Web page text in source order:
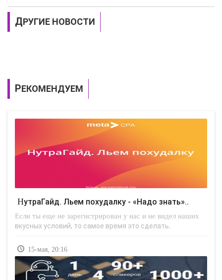
ДРУГИЕ НОВОСТИ
РЕКОМЕНДУЕМ
НутраГайд. Льем похудалку - «Надо знать»..
Если ты еще не зарегистрирован у нас и не видел наших
вкусных условий, то самое время это сделать..
15-мая, 20:16